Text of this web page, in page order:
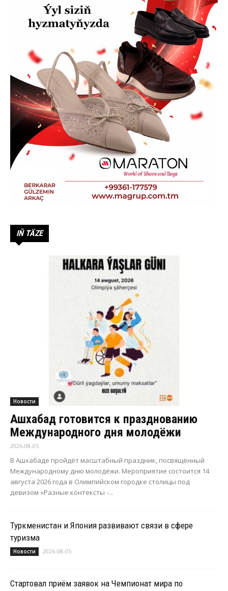
IŇ TÄZE
Новости
Ашхабад готовится к празднованию
Международного дня молодёжи
2026-08-05
В Ашхабаде пройдёт масштабный праздник, посвящённый
Международному дню молодёжи. Мероприятие состоится 14
августа 2026 года в Олимпийском городке столицы под
девизом «Разные контексты -...
Туркменистан и Япония развивают связи в сфере
туризма
Новости 2026-08-05
Стартовал приём заявок на Чемпионат мира по